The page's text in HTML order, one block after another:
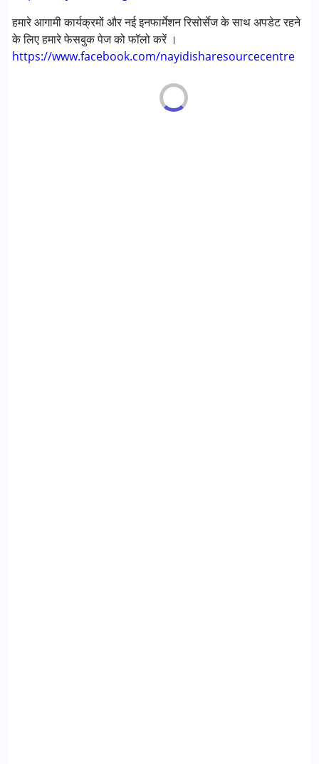
हमारे आगामी कार्यक्रमों और नई इनफार्मेशन रिसोर्सेज के साथ अपडेट रहने
के लिए हमारे फेसबुक पेज को फॉलो करें ।
https://www.facebook.com/nayidisharesourcecentre